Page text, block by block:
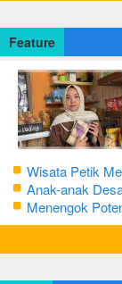
Feature
Wisata Petik
Sampai 5 Hari
Anak-anak
Puasa dengan
Menengok
Greenhouse di